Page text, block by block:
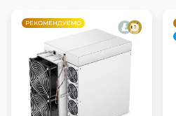
РЕКОМЕНДУЄМО